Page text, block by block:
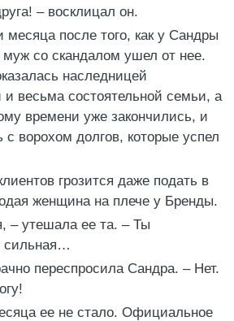
– восклицал он.
месяца после того, как у Сандры
муж со скандалом ушел от нее.
наследницей
и весьма состоятельной семьи, а
времени уже закончились, и
ворохом долгов, которые успел
грозится даже подать в
женщина на плече у Бренды.
– утешала ее та. – Ты
переспросила Сандра. – Нет.
ее не стало. Официальное